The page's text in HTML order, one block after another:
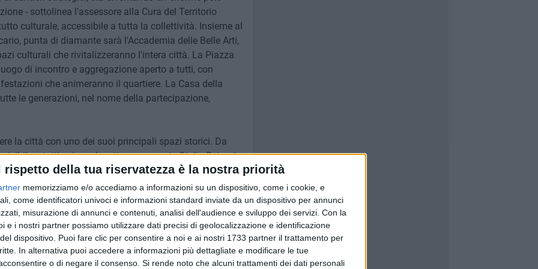
rispetto della tua riservatezza è la nostra priorità
memorizziamo e/o accediamo a informazioni su un dispositivo, come i cookie, e
come identificatori univoci e informazioni standard inviate da un dispositivo per annunci
misurazione di annunci e contenuti, analisi dell'audience e sviluppo dei servizi. Con la
e i nostri partner possiamo utilizzare dati precisi di geolocalizzazione e identificazione
dispositivo. Puoi fare clic per consentire a noi e ai nostri 1733 partner il trattamento per
In alternativa puoi accedere a informazioni più dettagliate e modificare le tue
o di negare il consenso. Si rende noto che alcuni trattamenti dei dati personali
- sottolinea l'assessore alla Cura del Territorio
culturale, accessibile a tutta la collettività. Insieme al
punta di diamante sarà l'Accademia delle Belle Arti,
culturali che rivitalizzeranno l'intera città. La Piazza
di incontro e aggregazione aperto a tutti, con
che animeranno il quartiere. La Casa della
le generazioni, nel nome della partecipazione,
la città con uno dei suoi principali spazi storici. Da
a tutti coloro che attraversano via Giulio Petroni:
la ex Caserma, creando un'osmosi tra la
con gioia la rinascita dell'intero compendio".
infatti, iniziata con la realizzazione dell'Urban
di prossima apertura, trova ora un ulteriore
dell'Accademia delle Belle Arti, che sta sorgendo
Caserma. I tre fabbricati, ampi complessivamente